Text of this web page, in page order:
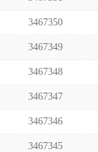
3467350
3467349
3467348
3467347
3467346
3467345